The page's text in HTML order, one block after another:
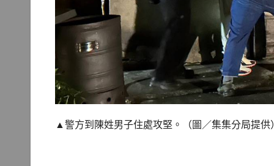
▲警方到陳姓男子住處攻堅。（圖／集集分局提供